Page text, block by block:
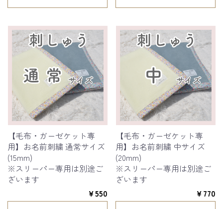
【毛布・ガーゼケット専
用】お名前刺繍 通常サイズ
(15mm)
※スリーパー専用は別途ご
ざいます
￥550
【毛布・ガーゼケット専
用】お名前刺繍 中サイズ
(20mm)
※スリーパー専用は別途ご
ざいます
￥770